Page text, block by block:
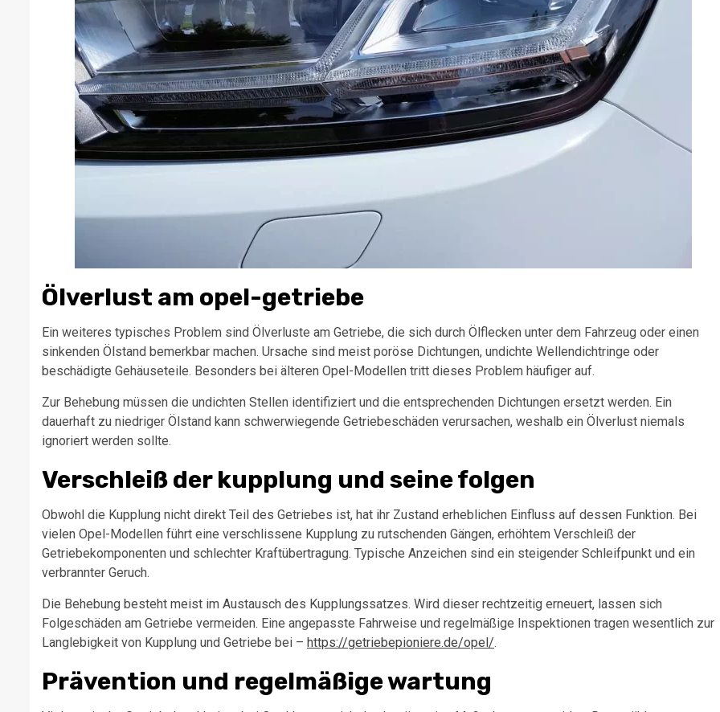
Ölverlust am opel-getriebe
Ein weiteres typisches Problem sind Ölverluste am Getriebe, die sich durch Ölflecken unter dem Fahrzeug oder einen
sinkenden Ölstand bemerkbar machen. Ursache sind meist poröse Dichtungen, undichte Wellendichtringe oder
beschädigte Gehäuseteile. Besonders bei älteren Opel-Modellen tritt dieses Problem häufiger auf.
Zur Behebung müssen die undichten Stellen identifiziert und die entsprechenden Dichtungen ersetzt werden. Ein
dauerhaft zu niedriger Ölstand kann schwerwiegende Getriebeschäden verursachen, weshalb ein Ölverlust niemals
ignoriert werden sollte.
Verschleiß der kupplung und seine folgen
Obwohl die Kupplung nicht direkt Teil des Getriebes ist, hat ihr Zustand erheblichen Einfluss auf dessen Funktion. Bei
vielen Opel-Modellen führt eine verschlissene Kupplung zu rutschenden Gängen, erhöhtem Verschleiß der
Getriebekomponenten und schlechter Kraftübertragung. Typische Anzeichen sind ein steigender Schleifpunkt und ein
verbrannter Geruch.
Die Behebung besteht meist im Austausch des Kupplungssatzes. Wird dieser rechtzeitig erneuert, lassen sich
Folgeschäden am Getriebe vermeiden. Eine angepasste Fahrweise und regelmäßige Inspektionen tragen wesentlich zur
Langlebigkeit von Kupplung und Getriebe bei – https://getriebepioniere.de/opel/.
Prävention und regelmäßige wartung